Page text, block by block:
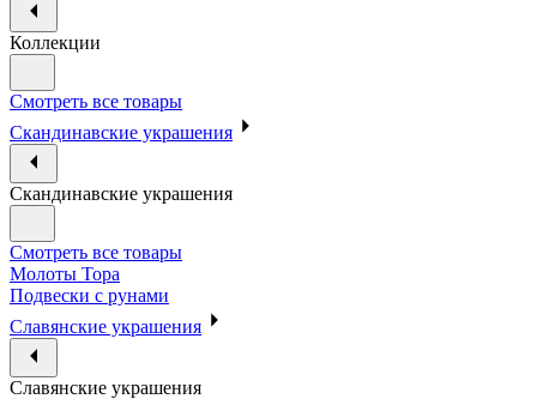
Коллекции
Смотреть все товары
Скандинавские украшения
Скандинавские украшения
Смотреть все товары
Молоты Тора
Подвески с рунами
Славянские украшения
Славянские украшения